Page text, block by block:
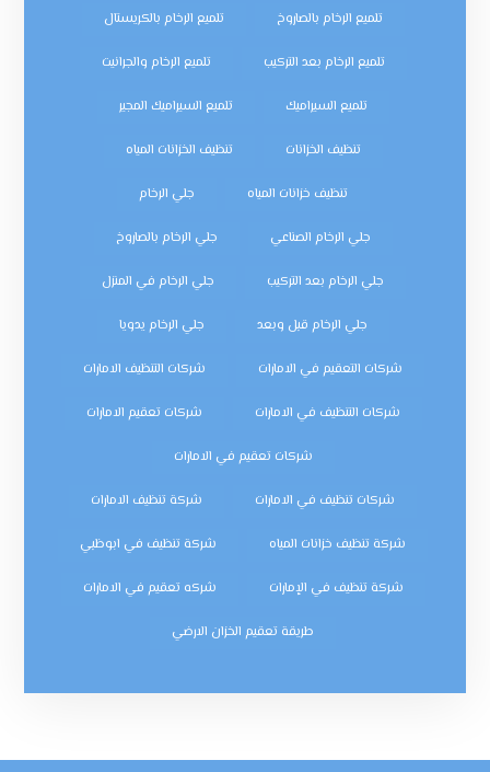
تلميع الرخام بالصاروخ تلميع الرخام بالكريستال
تلميع الرخام بعد التركيب تلميع الرخام والجرانيت
تلميع السيراميك تلميع السيراميك المجير
تنظيف الخزانات تنظيف الخزانات المياه
تنظيف خزانات المياه جلي الرخام
جلي الرخام الصناعي جلي الرخام بالصاروخ
جلي الرخام بعد التركيب جلي الرخام في المنزل
جلي الرخام قبل وبعد جلي الرخام يدويا
شركات التعقيم في الامارات شركات التنظيف الامارات
شركات التنظيف في الامارات شركات تعقيم الامارات
شركات تعقيم في الامارات
شركات تنظيف في الامارات شركة تنظيف الامارات
شركة تنظيف خزانات المياه شركة تنظيف في ابوظبي
شركة تنظيف في الإمارات شركه تعقيم في الامارات
طريقة تعقيم الخزان الارضي